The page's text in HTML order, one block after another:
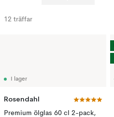
12 träffar
I lager
Rosendahl
Premium ölglas 60 cl 2-pack,